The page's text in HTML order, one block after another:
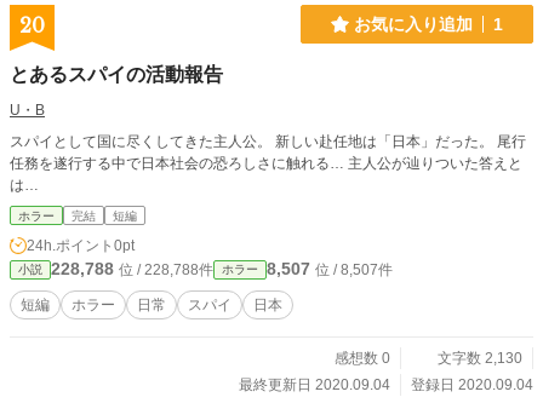
20 お気に入り追加 1
とあるスパイの活動報告
U・B
スパイとして国に尽くしてきた主人公。 新しい赴任地は「日本」だった。 尾行
任務を遂行する中で日本社会の恐ろしさに触れる… 主人公が辿りついた答えと
は…
ホラー 完結 短編
24h.ポイント 0pt
小説 228,788 位 / 228,788件 ホラー 8,507 位 / 8,507件
短編 ホラー 日常 スパイ 日本
感想数 0
文字数 2,130
最終更新日 2020.09.04
登録日 2020.09.04